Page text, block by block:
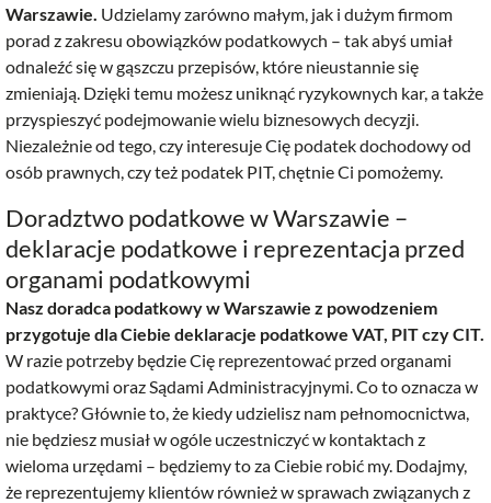
Warszawie. Udzielamy zarówno małym, jak i dużym firmom
porad z zakresu obowiązków podatkowych – tak abyś umiał
odnaleźć się w gąszczu przepisów, które nieustannie się
zmieniają. Dzięki temu możesz uniknąć ryzykownych kar, a także
przyspieszyć podejmowanie wielu biznesowych decyzji.
Niezależnie od tego, czy interesuje Cię podatek dochodowy od
osób prawnych, czy też podatek PIT, chętnie Ci pomożemy.
Doradztwo podatkowe w Warszawie –
deklaracje podatkowe i reprezentacja przed
organami podatkowymi
Nasz doradca podatkowy w Warszawie z powodzeniem
przygotuje dla Ciebie deklaracje podatkowe VAT, PIT czy CIT.
W razie potrzeby będzie Cię reprezentować przed organami
podatkowymi oraz Sądami Administracyjnymi. Co to oznacza w
praktyce? Głównie to, że kiedy udzielisz nam pełnomocnictwa,
nie będziesz musiał w ogóle uczestniczyć w kontaktach z
wieloma urzędami – będziemy to za Ciebie robić my. Dodajmy,
że reprezentujemy klientów również w sprawach związanych z